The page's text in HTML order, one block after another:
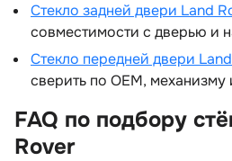
Стекло задней двери Land
совместимости с дверью и
Стекло передней двери
сверить по OEM, механизму
FAQ по подбору
Rover